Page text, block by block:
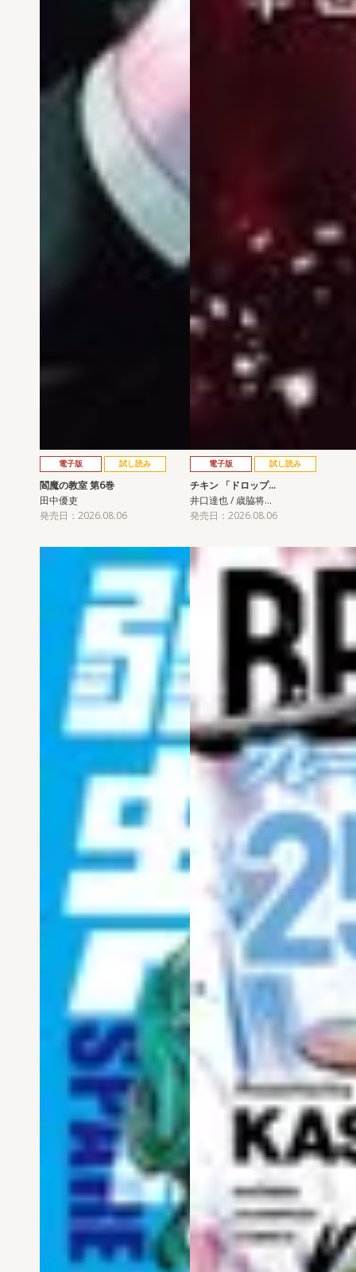
電子版 試し読み
閻魔の教室 第6巻
田中優吏
発売日：2026.08.06
電子版 試し読み
チキン 「ドロップ…
井口達也 / 歳脇将…
発売日：2026.08.06